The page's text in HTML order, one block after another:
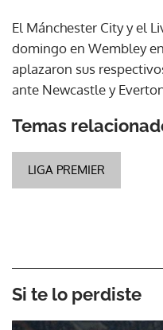
El Mánchester City y el
domingo en Wembley
aplazaron sus
ante Newcastle y
Temas
LIGA PREMIER
Si te lo perdiste